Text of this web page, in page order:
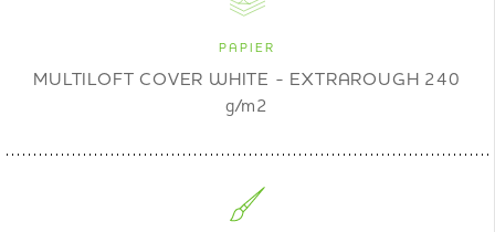
PAPIER
MULTILOFT COVER WHITE - EXTRAROUGH 240
g/m2